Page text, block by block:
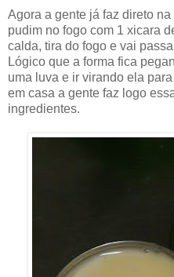
Agora a gente já faz direto
pudim no fogo com 1 xicara
calda, tira do fogo e vai
Lógico que a forma fica
uma luva e ir virando ela
em casa a gente faz logo
ingredientes.